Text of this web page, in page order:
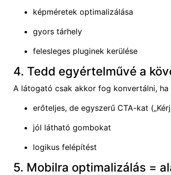
képméretek optimalizálása
gyors tárhely
felesleges pluginek kerülése
4. Tedd egyértelművé a
A látogató csak akkor fog konvertálni,
erőteljes, de egyszerű CTA-kat
jól látható gombokat
logikus felépítést
5. Mobilra optimalizálás =